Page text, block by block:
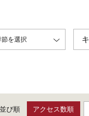
節を選択
並び順 アクセス数順